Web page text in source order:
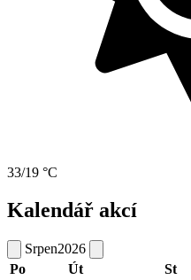
33/19 °C
Kalendář akcí
Srpen2026
Po
Út St